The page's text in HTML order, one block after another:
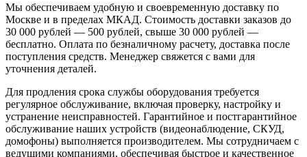
Мы обеспечиваем удобную и своевременную доставку по
Москве и в пределах МКАД. Стоимость доставки заказов до
30 000 рублей — 500 рублей, свыше 30 000 рублей —
бесплатно. Оплата по безналичному расчету, доставка после
поступления средств. Менеджер свяжется с вами для
уточнения деталей.
Для продления срока службы оборудования требуется
регулярное обслуживание, включая проверку, настройку и
устранение неисправностей. Гарантийное и постгарантийное
обслуживание наших устройств (видеонаблюдение, СКУД,
домофоны) выполняется производителем. Мы сотрудничаем с
ведущими компаниями, обеспечивая быстрое и качественное